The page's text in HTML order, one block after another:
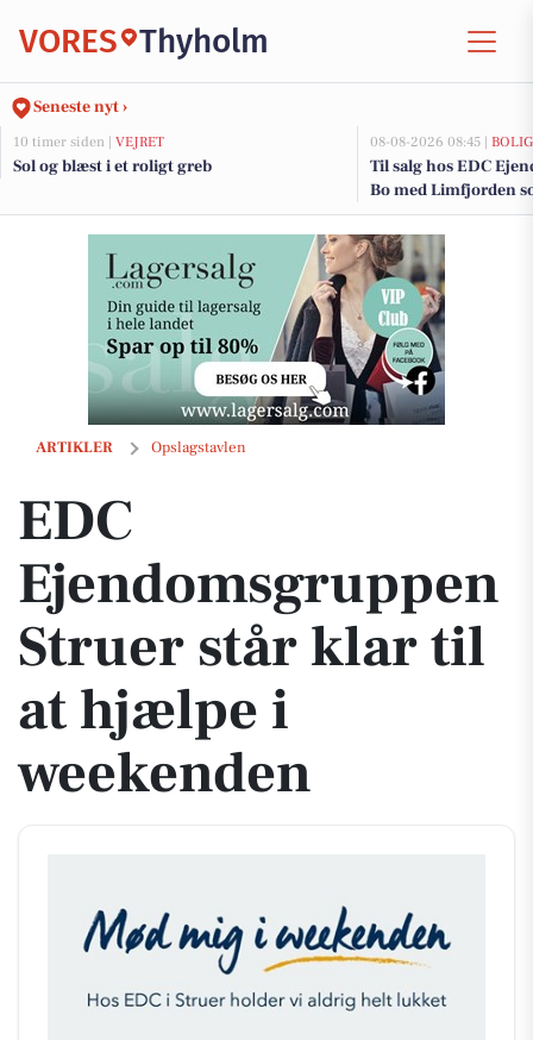
VORES Thyholm
Seneste nyt ›
10 timer siden | VEJRET
Sol og blæst i et roligt greb
08-08-2026 08:45 |
Til salg hos EDC
Bo med Limfjorden
ARTIKLER Opslagstavlen
EDC Ejendomsgruppen Struer står klar til at hjælpe i weekenden
EDC
Ejendomsgruppen
Struer står klar til
at hjælpe i
weekenden